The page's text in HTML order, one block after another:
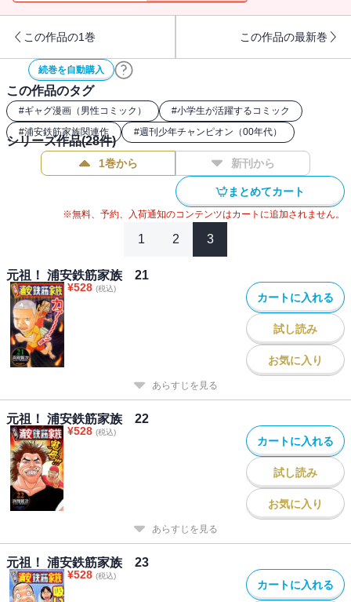
この作品の1巻 この作品の最新巻
続巻を自動購入
この作品のタグ
#ギャグ漫画（男性コミック） #小学生が活躍するコミック
#浦安鉄筋家族関連作 #週刊少年チャンピオン（00年代）
シリーズ作品(28件)
1巻から 新刊から
まとめてカート
※無料、予約、入荷通知のコンテンツはカートに追加されません。
1 2 3
元祖！ 浦安鉄筋家族 21
¥528 (税込)
カートに入れる
試し読み
お気に入り
あらすじを見る
元祖！ 浦安鉄筋家族 22
¥528 (税込)
カートに入れる
試し読み
お気に入り
あらすじを見る
元祖！ 浦安鉄筋家族 23
¥528 (税込)
カートに入れる